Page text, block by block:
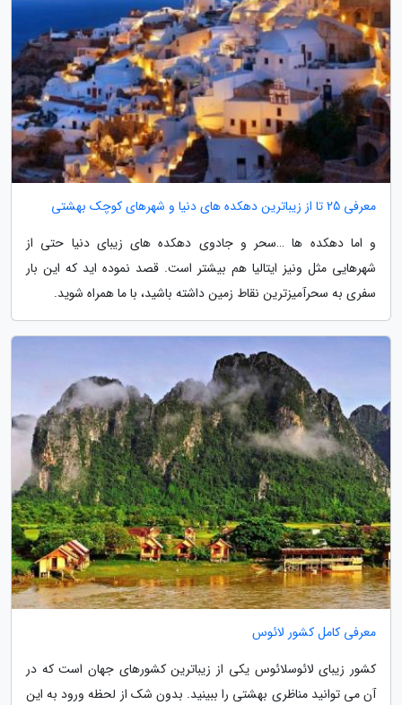
معرفی 25 تا از زیباترین دهکده های دنیا و شهرهای کوچک بهشتی
و اما دهکده ها …سحر و جادوی دهکده های زیبای دنیا حتی از
شهرهایی مثل ونیز ایتالیا هم بیشتر است. قصد نموده اید که این بار
سفری به سحرآمیزترین نقاط زمین داشته باشید، با ما همراه شوید.
معرفی کامل کشور لائوس
کشور زیبای لائوسلائوس یکی از زیباترین کشورهای جهان است که در
آن می توانید مناظری بهشتی را ببینید. بدون شک از لحظه ورود به این